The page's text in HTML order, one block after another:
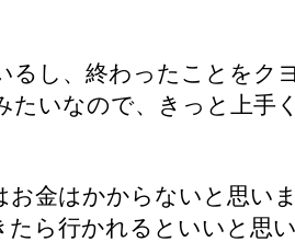
るし、終わったことをク
たいなので、きっと上手
お金はかからないと思い
たら行かれるといいと思